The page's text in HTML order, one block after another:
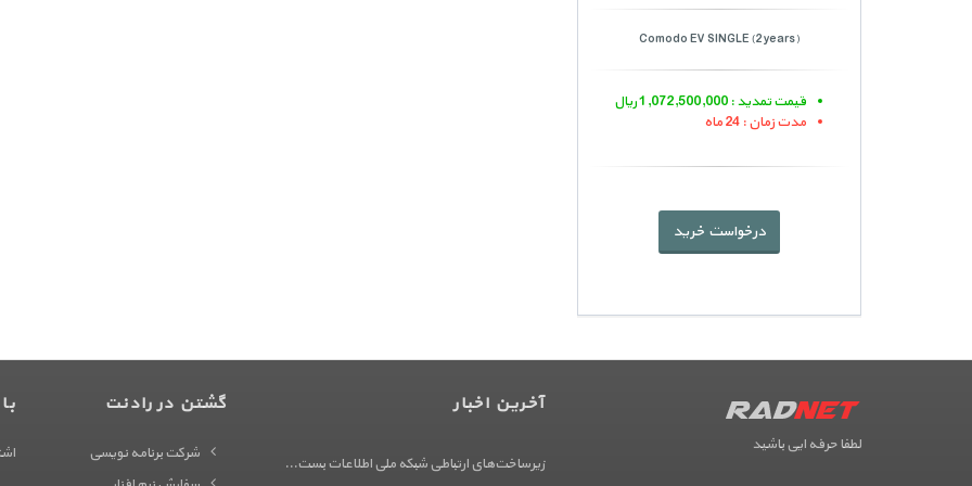
Comodo EV SINGLE (2 years)
قیمت تمدید : 1,072,500,000 ریال
مدت زمان : 24 ماه
درخواست خرید
لطفا حرفه ایی باشید
آخرین اخبار
زیرساخت‌های ارتباطی شبکه ملی اطلاعات بست...
گشتن در رادنت
شرکت برنامه نویسی